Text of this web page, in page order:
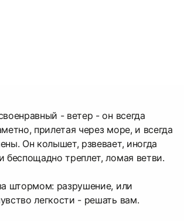
- ветер - он всегда
прилетая через море, и всегда
Он колышет, рзвевает, иногда
беспощадно треплет, ломая ветви.
штормом: разрушение, или
легкости - решать вам.